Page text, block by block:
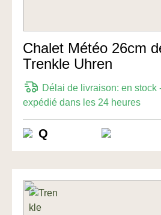
Chalet Météo 26cm
Trenkle Uhren
Délai de livraison: en stock
expédié dans les 24 heures
Q